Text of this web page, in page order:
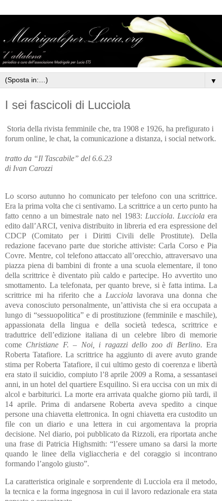
▼
I sei fascicoli di Lucciola
Storia della rivista femminile che, tra 1908 e 1926, ha prefigurato i
forum online, le chat, la comunicazione a distanza, i social network.
tratto da “Il Tascabile” del 6.6.23
di Ivan Carozzi
Lo scorso autunno ho comunicato per telefono con una scrittrice.
Era la prima volta che ci sentivamo. La scrittrice a un certo punto ha
fatto cenno a un bimestrale nato nel 1983: Lucciola. Lucciola era
edito dall’ARCI, veniva distribuito in libreria ed era espressione del
CDCP (Comitato per i Diritti Civili delle Prostitute). Della
redazione facevano parte due storiche attiviste: Carla Corso e Pia
Covre. Mentre, col telefono attaccato all’orecchio, attraversavo una
piazza piena di bambini di fronte a una scuola elementare, il tono
della scrittrice è diventato più caldo e partecipe. Ho avvertito uno
smottamento. La telefonata, per quanto breve, si è fatta intima. La
scrittrice mi ha riferito che a Lucciola lavorava una donna che
aveva conosciuto personalmente, un’attivista che si era occupata a
lungo di “sessuopolitica” e di prostituzione (femminile e maschile),
appassionata della lingua e della società tedesca, scrittrice e
traduttrice dell’edizione italiana di un celebre libro di memorie
come Christiane F. – Noi, i ragazzi dello zoo di Berlino. Era
Roberta Tatafiore. La scrittrice ha aggiunto di avere avuto grande
stima per Roberta Tatafiore, il cui ultimo gesto di coerenza e libertà
era stato il suicidio, compiuto l’8 aprile 2009 a Roma, a sessantasei
anni, in un hotel del quartiere Esquilino. Si era uccisa con un mix di
alcol e barbiturici. La morte era arrivata qualche giorno più tardi, il
14 aprile. Prima di andarsene Roberta aveva spedito a cinque
persone una chiavetta elettronica. In ogni chiavetta era custodito un
file con un diario e una lettera in cui argomentava la propria
decisione. Nel diario, poi pubblicato da Rizzoli, era riportata anche
una frase di Patricia Highsmith: “l’essere umano sa darsi la morte
quando le linee della vigliaccheria e del coraggio si incontrano
formando l’angolo giusto”.
La caratteristica originale e sorprendente di Lucciola era il metodo,
la tecnica e la forma ingegnosa in cui il lavoro redazionale era stata